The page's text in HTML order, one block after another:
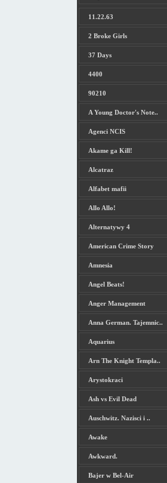
11.22.63
2 Broke Girls
37 Days
4400
90210
A Young Doctor's Note..
Agenci NCIS
Akame ga Kill!
Alcatraz
Alfabet mafii
Allo Allo!
Alternatywy 4
American Crime Story
Amnesia
Angel Beats!
Anger Management
Anna German. Tajemnic..
Aquarius
Arn The Knight Templa..
Arystokraci
Ash vs Evil Dead
Auschwitz. Nazisci i ..
Awake
Awkward.
Bajer w Bel-Air